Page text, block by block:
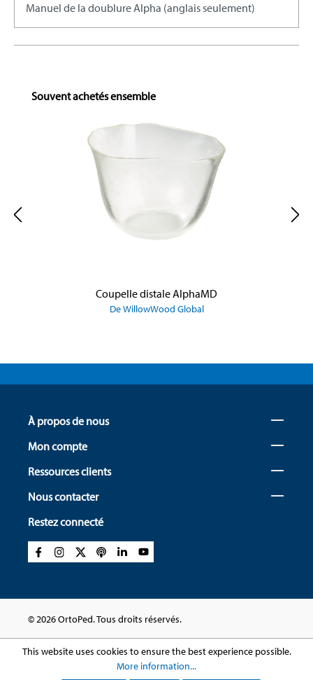
Manuel de la doublure Alpha (anglais seulement)
Skip product gallery
Souvent achetés ensemble
Coupelle distale AlphaMD
De WillowWood Global
À propos de nous
Mon compte
Ressources clients
Nous contacter
Restez connecté
© 2026 OrtoPed. Tous droits réservés.
This website uses cookies to ensure the best experience possible.
More information...